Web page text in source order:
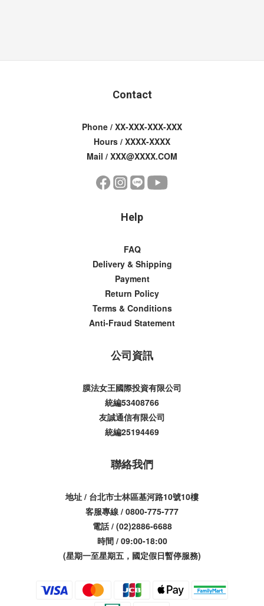
Contact
Phone / XX-XXX-XXX-XXX
Hours / XXXX-XXXX
Mail / XXX@XXXX.COM
Help
FAQ
Delivery & Shipping
Payment
Return Policy
Terms & Conditions
Anti-Fraud Statement
公司資訊
膜法女王國際投資有限公司
統編53408766
友誠通信有限公司
統編25194469
聯絡我們
地址 / 台北市士林區基河路10號10樓
客服專線 / 0800-775-777
電話 / (02)2886-6688
時間 / 09:00-18:00
(星期一至星期五，國定假日暫停服務)